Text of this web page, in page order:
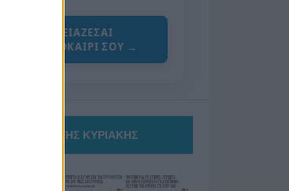
ΟΣΑ ΧΡΕΙΑΖΕΣΑΙ
ΓΙΑ ΤΟ ΚΑΛΟΚΑΙΡΙ ΣΟΥ →
ΤΟ ΠΑΡΟΝ ΤΗΣ ΚΥΡΙΑΚΗΣ